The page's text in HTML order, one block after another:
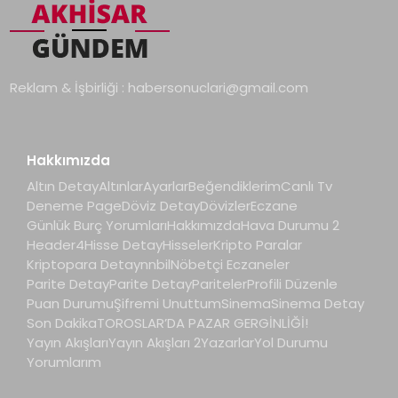
Reklam & İşbirliği : habersonuclari@gmail.com
Hakkımızda
Altın DetayAltınlarAyarlarBeğendiklerimCanlı Tv
Deneme PageDöviz DetayDövizlerEczane
Günlük Burç YorumlarıHakkımızdaHava Durumu 2
Header4Hisse DetayHisselerKripto Paralar
Kriptopara DetaynnbilNöbetçi Eczaneler
Parite DetayParite DetayParitelerProfili Düzenle
Puan DurumuŞifremi UnuttumSinemaSinema Detay
Son DakikaTOROSLAR’DA PAZAR GERGİNLİĞİ!
Yayın AkışlarıYayın Akışları 2YazarlarYol Durumu
Yorumlarım